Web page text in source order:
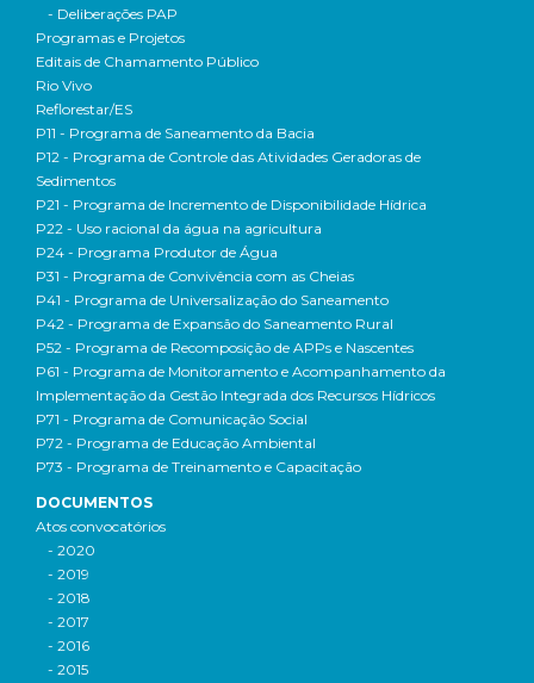
- Deliberações PAP
Programas e Projetos
Editais de Chamamento Público
Rio Vivo
Reflorestar/ES
P11 - Programa de Saneamento da Bacia
P12 - Programa de Controle das Atividades Geradoras de
Sedimentos
P21 - Programa de Incremento de Disponibilidade Hídrica
P22 - Uso racional da água na agricultura
P24 - Programa Produtor de Água
P31 - Programa de Convivência com as Cheias
P41 - Programa de Universalização do Saneamento
P42 - Programa de Expansão do Saneamento Rural
P52 - Programa de Recomposição de APPs e Nascentes
P61 - Programa de Monitoramento e Acompanhamento da
Implementação da Gestão Integrada dos Recursos Hídricos
P71 - Programa de Comunicação Social
P72 - Programa de Educação Ambiental
P73 - Programa de Treinamento e Capacitação
DOCUMENTOS
Atos convocatórios
- 2020
- 2019
- 2018
- 2017
- 2016
- 2015